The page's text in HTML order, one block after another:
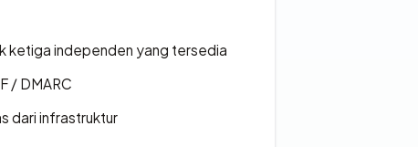
ketiga independen yang tersedia
/ DMARC
dari infrastruktur